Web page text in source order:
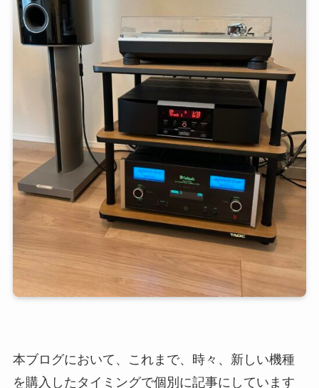
本ブログにおいて、これまで、時々、新しい機種
を購入したタイミングで個別に記事にしています